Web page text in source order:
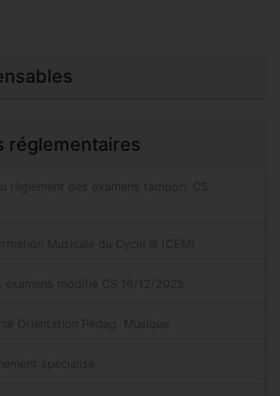
réglementaires
règlement des examens tampon. CS
Musicale du Cycle III (CEM)
examens modifié CS 16/12/2025
Orientation Pédag. Musique
spécialisé